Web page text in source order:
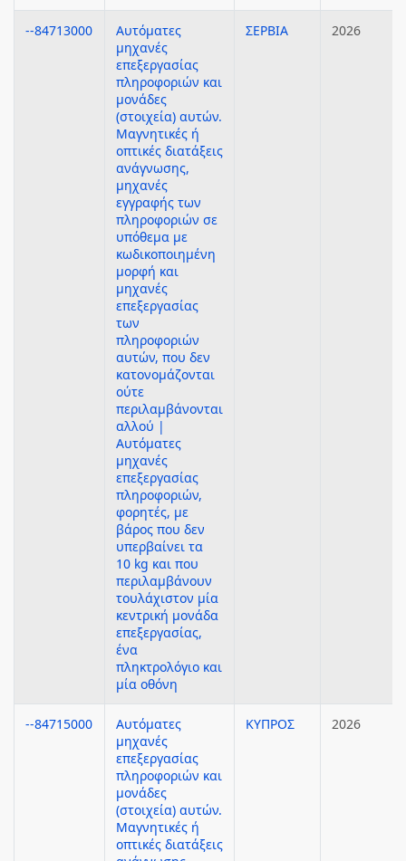
--84713000
Αυτόματες
μηχανές
επεξεργασίας
πληροφοριών και
μονάδες
(στοιχεία) αυτών.
Μαγνητικές ή
οπτικές διατάξεις
ανάγνωσης,
μηχανές
εγγραφής των
πληροφοριών σε
υπόθεμα με
κωδικοποιημένη
μορφή και
μηχανές
επεξεργασίας
των
πληροφοριών
αυτών, που δεν
κατονομάζονται
ούτε
περιλαμβάνονται
αλλού |
Αυτόματες
μηχανές
επεξεργασίας
πληροφοριών,
φορητές, με
βάρος που δεν
υπερβαίνει τα
10 kg και που
περιλαμβάνουν
τουλάχιστον μία
κεντρική μονάδα
επεξεργασίας,
ένα
πληκτρολόγιο και
μία οθόνη
ΣΕΡΒΙΑ 2026
--84715000
Αυτόματες
μηχανές
επεξεργασίας
πληροφοριών και
μονάδες
(στοιχεία) αυτών.
Μαγνητικές ή
οπτικές διατάξεις
ΚΥΠΡΟΣ 2026